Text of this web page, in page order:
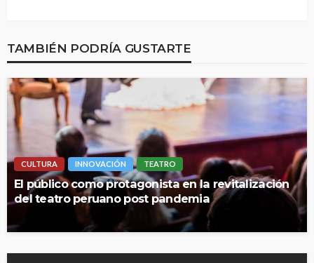
TAMBIÉN PODRÍA GUSTARTE
CULTURA INNOVACIÓN TEATRO
El público como protagonista en la revitalización
del teatro peruano post pandemia